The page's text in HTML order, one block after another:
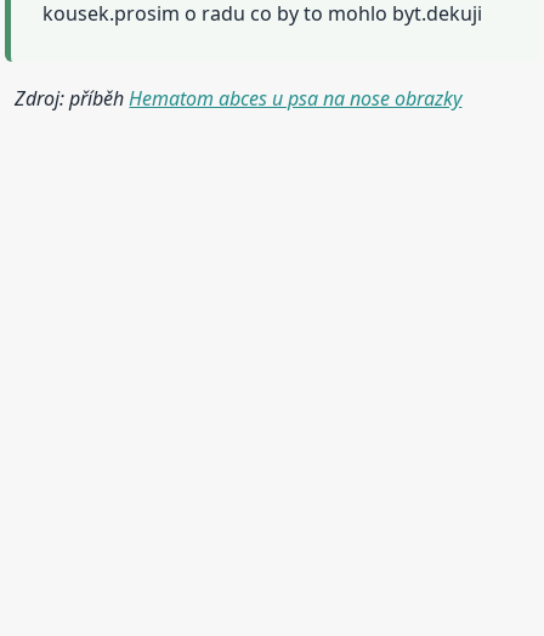
kousek.prosim o radu co by to mohlo byt.dekuji
Zdroj: příběhHematom abces u psa na nose obrazky